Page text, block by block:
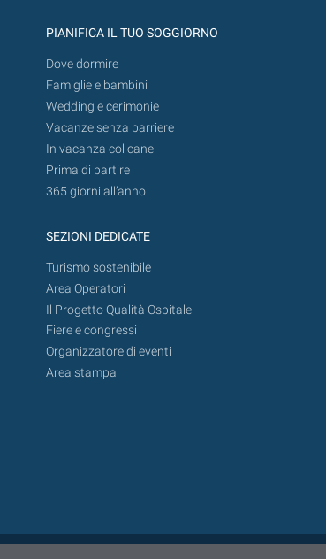
PIANIFICA IL TUO SOGGIORNO
Dove dormire
Famiglie e bambini
Wedding e cerimonie
Vacanze senza barriere
In vacanza col cane
Prima di partire
365 giorni all’anno
SEZIONI DEDICATE
Turismo sostenibile
Area Operatori
Il Progetto Qualità Ospitale
Fiere e congressi
Organizzatore di eventi
Area stampa